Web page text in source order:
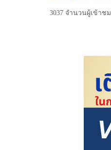
3037 จำนวนผู้เข้าชม